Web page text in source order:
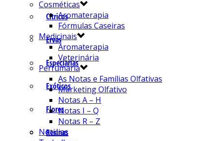
Cítricos
Ervas
Especiarias
Exóticos
Flores
Resinas
Cosméticas
Aromaterapia
Fórmulas Caseiras
Medicinais
Aromaterapia
Veterinária
Perfumaria
As Notas e Famílias Olfativas
Marketing Olfativo
Notas A – H
Notas I – Q
Notas R – Z
Notícias